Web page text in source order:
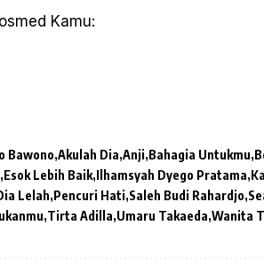
Kamu:
Bawono Akulah Dia Anji Bahagia Untukmu
Esok Lebih Baik Ilhamsyah Dyego Pratama
Lelah Pencuri Hati Saleh Budi Rahardjo
Tirta Adilla Umaru Takaeda Wanita